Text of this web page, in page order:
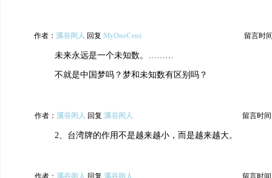
作者： 溪谷闲人 回复 MyOneCent 留言时
未来永远是一个未知数。………
不就是中国梦吗？梦和未知数有区别吗？
作者： 溪谷闲人 回复 溪谷闲人 留言时间
2、台湾牌的作用不是越来越小，而是越来越大。
作者： 溪谷闲人 回复 溪谷闲人 留言时间